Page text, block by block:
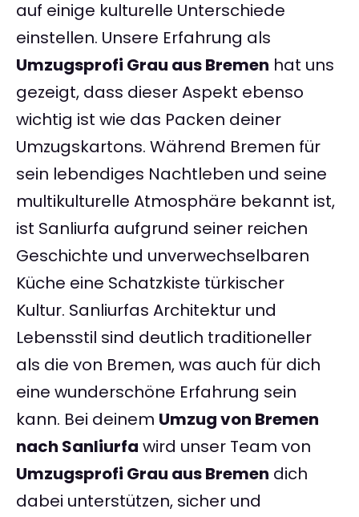
auf einige kulturelle Unterschiede
einstellen. Unsere Erfahrung als
Umzugsprofi Grau aus Bremen hat uns
gezeigt, dass dieser Aspekt ebenso
wichtig ist wie das Packen deiner
Umzugskartons. Während Bremen für
sein lebendiges Nachtleben und seine
multikulturelle Atmosphäre bekannt ist,
ist Sanliurfa aufgrund seiner reichen
Geschichte und unverwechselbaren
Küche eine Schatzkiste türkischer
Kultur. Sanliurfas Architektur und
Lebensstil sind deutlich traditioneller
als die von Bremen, was auch für dich
eine wunderschöne Erfahrung sein
kann. Bei deinem Umzug von Bremen
nach Sanliurfa wird unser Team von
Umzugsprofi Grau aus Bremen dich
dabei unterstützen, sicher und